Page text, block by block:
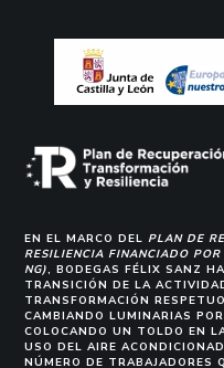
EN EL MARCO DELPLAN DE
RESILIENCIA FINANCIADO
NG), BODEGAS FÉLIX SANZ
TRANSICIÓN DE LA
TRANSFORMACIÓN
CAMBIANDO LUMINARIAS
COLOCANDO UN TOLDO EN
USO DEL AIRE
NÚMERO DE TRABAJADORES